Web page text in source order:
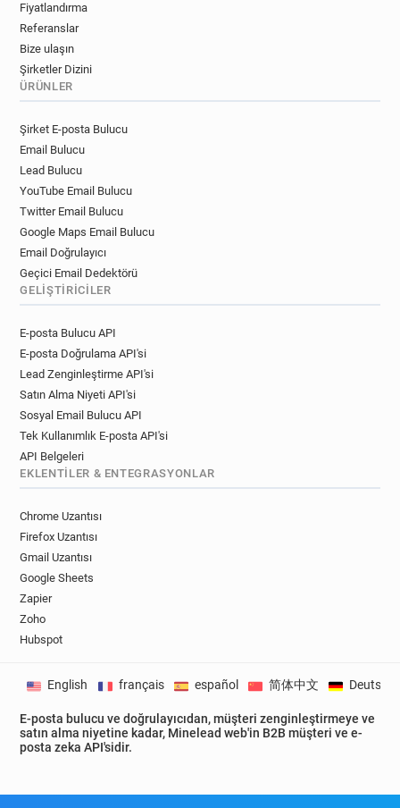
Fiyatlandırma
Referanslar
Bize ulaşın
Şirketler Dizini
ÜRÜNLER
Şirket E-posta Bulucu
Email Bulucu
Lead Bulucu
YouTube Email Bulucu
Twitter Email Bulucu
Google Maps Email Bulucu
Email Doğrulayıcı
Geçici Email Dedektörü
GELIŞTIRICILER
E-posta Bulucu API
E-posta Doğrulama API'si
Lead Zenginleştirme API'si
Satın Alma Niyeti API'si
Sosyal Email Bulucu API
Tek Kullanımlık E-posta API'si
API Belgeleri
EKLENTILER & ENTEGRASYONLAR
Chrome Uzantısı
Firefox Uzantısı
Gmail Uzantısı
Google Sheets
Zapier
Zoho
Hubspot
E-posta bulucu ve doğrulayıcıdan, müşteri zenginleştirmeye ve
satın alma niyetine kadar, Minelead web'in B2B müşteri ve e-
posta zeka API'sidir.
English français español 简体中文 Deutsch